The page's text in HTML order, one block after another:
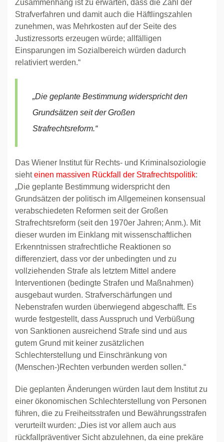
Zusammenhang ist zu erwarten, dass die Zahl der
Strafverfahren und damit auch die Häftlingszahlen
zunehmen, was Mehrkosten auf der Seite des
Justizressorts erzeugen würde; allfälligen
Einsparungen im Sozialbereich würden dadurch
relativiert werden.“
„Die geplante Bestimmung widerspricht den
Grundsätzen seit der Großen
Strafrechtsreform.“
Das Wiener Institut für Rechts- und Kriminalsoziologie
siehteinen massiven Rückfall der Strafrechtspolitik:
„Die geplante Bestimmung widerspricht den
Grundsätzen der politisch im Allgemeinen konsensual
verabschiedeten Reformen seit der Großen
Strafrechtsreform (seit den 1970er Jahren; Anm.). Mit
dieser wurden im Einklang mit wissenschaftlichen
Erkenntnissen strafrechtliche Reaktionen so
differenziert, dass vor der unbedingten und zu
vollziehenden Strafe als letztem Mittel andere
Interventionen (bedingte Strafen und Maßnahmen)
ausgebaut wurden. Strafverschärfungen und
Nebenstrafen wurden überwiegend abgeschafft. Es
wurde festgestellt, dass Ausspruch und Verbüßung
von Sanktionen ausreichend Strafe sind und aus
gutem Grund mit keiner zusätzlichen
Schlechterstellung und Einschränkung von
(Menschen-)Rechten verbunden werden sollen.“
Die geplanten Änderungen würden laut dem Institut zu
einer ökonomischen Schlechterstellung von Personen
führen, die zu Freiheitsstrafen und Bewährungsstrafen
verurteilt wurden: „Dies ist vor allem auch aus
rückfallpräventiver Sicht abzulehnen, da eine prekäre